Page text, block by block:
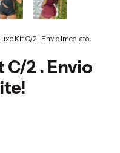
Kit C/2 . Envio Imediato.
C/2 . Envio